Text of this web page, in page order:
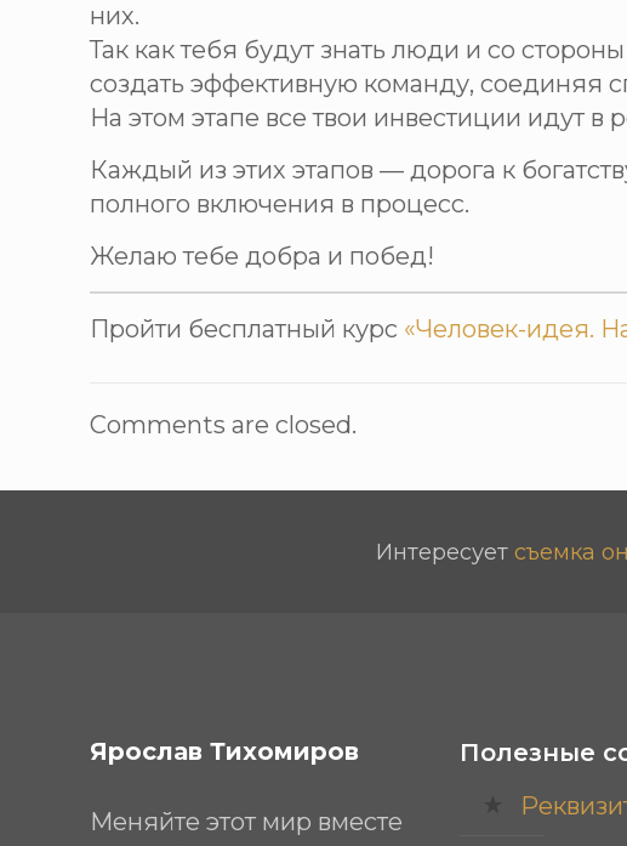
них.
Так как тебя будут знать люди и со
создать эффективную команду, соединяя
На этом этапе все твои инвестиции идут в
Каждый из этих этапов — дорога к
полного включения в процесс.
Желаю тебе добра и побед!
Пройти бесплатный курс «Человек-идея.
Comments are closed.
Интересует съемка
Ярослав Тихомиров
Меняйте этот мир вместе
Полезные